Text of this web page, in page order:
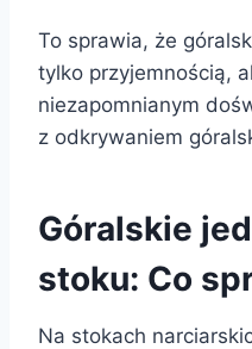
To sprawia, że
tylko przyjemnością,
niezapomnianym
z odkrywaniem
Góralskie
stoku: Co
Na stokach